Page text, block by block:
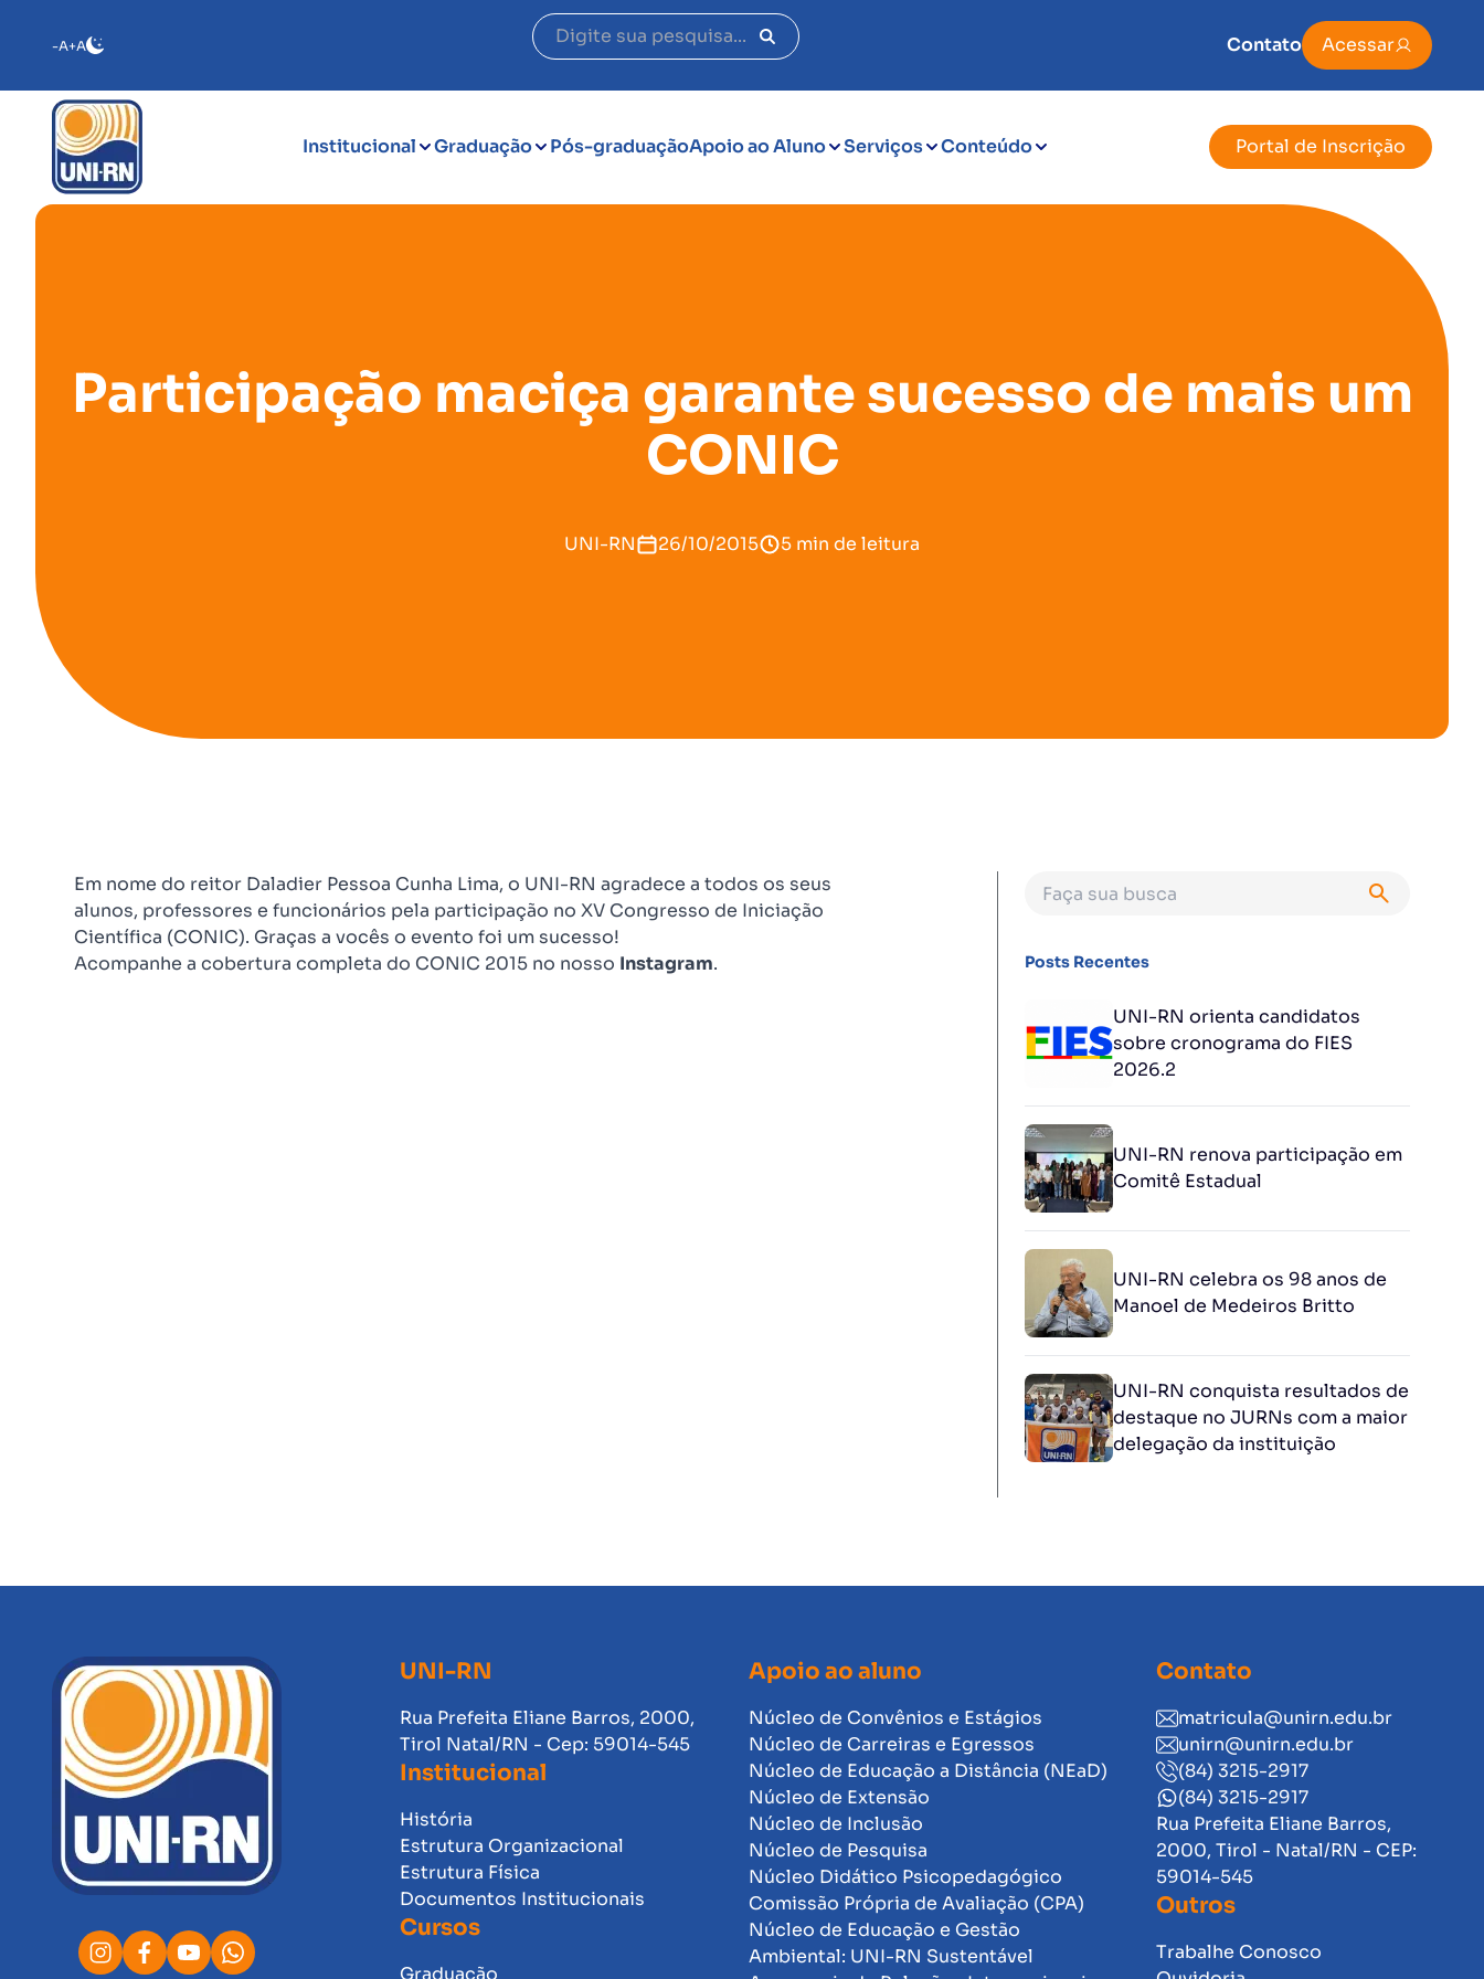
-A+A Contato Acessar
Institucional Graduação Pós-graduaçãoApoio ao Aluno Serviços Conteúdo Portal de Inscrição
Participação maciça garante sucesso de mais um
CONIC
UNI-RN 26/10/2015 5 min de leitura
Em nome do reitor Daladier Pessoa Cunha Lima, o UNI-RN agradece a todos os seus
alunos, professores e funcionários pela participação no XV Congresso de Iniciação
Científica (CONIC). Graças a vocês o evento foi um sucesso!
Acompanhe a cobertura completa do CONIC 2015 no nosso Instagram. Posts Recentes
UNI-RN orienta candidatos
sobre cronograma do FIES
2026.2
UNI-RN renova participação em
Comitê Estadual
UNI-RN celebra os 98 anos de
Manoel de Medeiros Britto
UNI-RN conquista resultados de
destaque no JURNs com a maior
delegação da instituição
UNI-RN
Rua Prefeita Eliane Barros, 2000,
Tirol Natal/RN - Cep: 59014-545
Institucional
História
Estrutura Organizacional
Estrutura Física
Documentos Institucionais
Cursos
Graduação
Apoio ao aluno
Núcleo de Convênios e Estágios
Núcleo de Carreiras e Egressos
Núcleo de Educação a Distância (NEaD)
Núcleo de Extensão
Núcleo de Inclusão
Núcleo de Pesquisa
Núcleo Didático Psicopedagógico
Comissão Própria de Avaliação (CPA)
Núcleo de Educação e Gestão
Ambiental: UNI-RN Sustentável
Contato
matricula@unirn.edu.br
unirn@unirn.edu.br
(84) 3215-2917
(84) 3215-2917
Rua Prefeita Eliane Barros,
2000, Tirol - Natal/RN - CEP:
59014-545
Outros
Trabalhe Conosco